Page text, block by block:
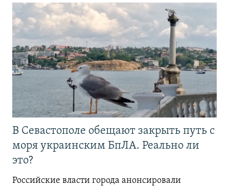
В Севастополе обещают закрыть путь с
моря украинским БпЛА. Реально ли
это?
Российские власти города анонсировали